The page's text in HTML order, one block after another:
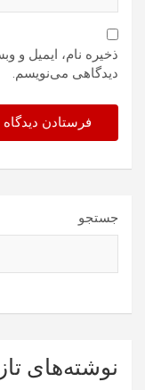
ذخیره نام، ایمیل و
دیدگاهی می‌نویسم.
جستجو
نوشته‌های